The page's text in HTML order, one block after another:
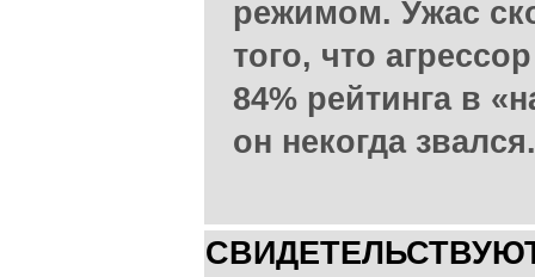
режимом. Ужас
того, что
84% рейтинга в
он некогда звался.